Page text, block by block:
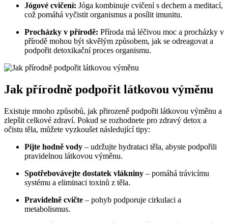
Jógové cvičení: Jóga kombinuje cvičení s dechem a meditací,
což pomáhá vyčistit organismus a posílit imunitu.
Procházky v přírodě: Příroda má léčivou moc a procházky v
přírodě mohou být skvělým způsobem, jak se odreagovat a
podpořit detoxikační proces organismu.
Jak přírodně podpořit látkovou výměnu
Existuje mnoho způsobů, jak přirozeně podpořit látkovou výměnu a
zlepšit celkové zdraví. Pokud se rozhodnete pro zdravý detox a
očistu těla, můžete vyzkoušet následující tipy:
Pijte hodně vody – udržujte hydrataci těla, abyste podpořili
pravidelnou látkovou výměnu.
Spotřebovávejte dostatek vlákniny – pomáhá trávicímu
systému a eliminaci toxinů z těla.
Pravidelně cvičte – pohyb podporuje cirkulaci a
metabolismus.